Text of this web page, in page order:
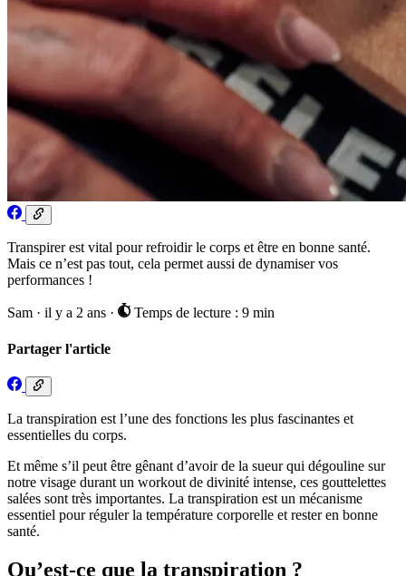
Transpirer est vital pour refroidir le corps et être en bonne santé.
Mais ce n’est pas tout, cela permet aussi de dynamiser vos
performances !
Sam · il y a 2 ans · Temps de lecture : 9 min
Partager l'article
La transpiration est l’une des fonctions les plus fascinantes et
essentielles du corps.
Et même s’il peut être gênant d’avoir de la sueur qui dégouline sur
notre visage durant un workout de divinité intense, ces gouttelettes
salées sont très importantes. La transpiration est un mécanisme
essentiel pour réguler la température corporelle et rester en bonne
santé.
Qu’est-ce que la transpiration ?